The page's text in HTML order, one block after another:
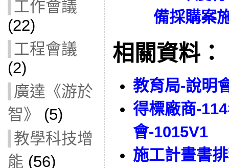
工作會議
(22)
工程會議
(2)
廣達《游於
智》
(5)
教學科技增
能 (56)
備採購案
相關資料：
教育局-說明
得標廠商-
會-1015V1
施工計晝書